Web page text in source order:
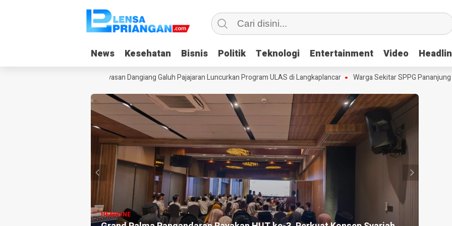
News Kesehatan Bisnis Politik Teknologi Entertainment Video
News Kesehatan Bisnis Politik Teknologi Entertainment Video
Gadget Saat Liburan, Yayasan Dangiang Galuh Pajajaran Luncurkan Program ULAS di Langkaplancar Warga Sekitar SPPG Pananjung
HEADLINE